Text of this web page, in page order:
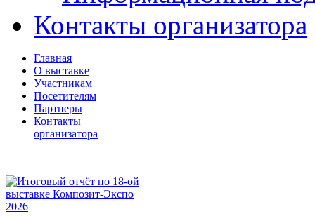
Контакты организатора
Главная
О выставке
Участникам
Посетителям
Партнеры
Контакты
организатора